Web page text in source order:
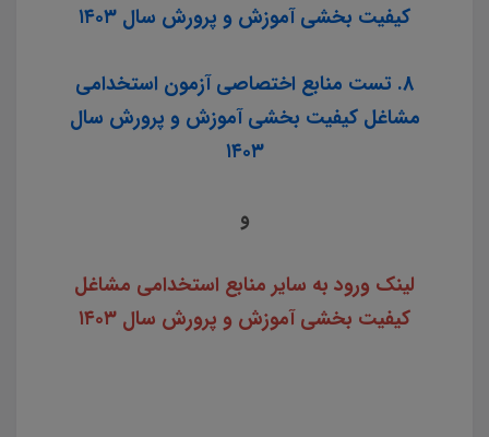
کیفیت بخشی آموزش و پرورش سال ۱۴۰۳
8. تست منابع اختصاصی آزمون استخدامی
مشاغل کیفیت بخشی آموزش و پرورش سال
۱۴۰۳
و
لینک ورود به سایر منابع استخدامی مشاغل
کیفیت بخشی آموزش و پرورش سال ۱۴۰۳